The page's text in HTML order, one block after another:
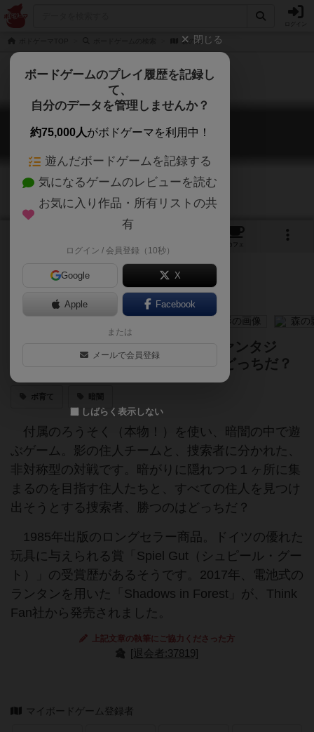
森の影
森の影
Waldschattenspiel
カフェ
暗闇の中で遊ぶロングセラー・ファンタジ
ー。捜索者vs影の住人、勝つのはどっちだ？
ボ育て 暗闇
付属のろうそく（本物！）を使い、暗闇の中で遊
ぶゲーム。影の住人チームと、捜索者に分かれた、
非対称型の対戦です。暗がりに隠れつつ１ヶ所に集
まるのを目指す住人たちと、すべての住人を見つけ
出そうとする捜索者、勝つのはどっちだ？
1985年出版のロングセラー商品。ドイツの優れた
玩具に与えられる賞「Spiel Gut（シュピール・グー
ト）」の受賞歴があるそうです。2017年、電池式の
ランタンを用いた「Shadows in Forest」が、Think
Fan社から発売されました。
上記文章の執筆にご協力くださった方
[退会者:37819]
マイボードゲーム登録者
閉じる
ボードゲームのプレイ履歴を記録し
て、
自分のデータを管理しませんか？
約75,000人がボドゲーマを利用中！
遊んだボードゲームを記録する
気になるゲームのレビューを読む
お気に入り作品・所有リストの共
有
ログイン / 会員登録（10秒）
Google X
Apple Facebook
または
メールで会員登録
しばらく表示しない